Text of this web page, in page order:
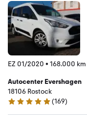
EZ 01/2020 • 168.000 km
Autocenter Evershagen
18106 Rostock
4.9 Sterne
(169)